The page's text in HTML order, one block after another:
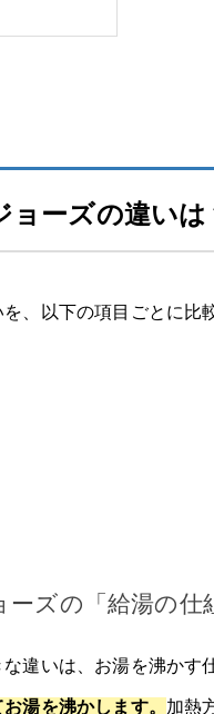
ョーズの違いは
、以下の項目ごとに比
ズの「給湯の仕
違いは、お湯を沸かす
湯を沸かします。 加熱